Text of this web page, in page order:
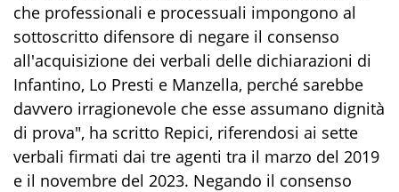
che professionali e processuali impongono al
sottoscritto difensore di negare il consenso
all'acquisizione dei verbali delle dichiarazioni di
Infantino, Lo Presti e Manzella, perché sarebbe
davvero irragionevole che esse assumano dignità
di prova", ha scritto Repici, riferendosi ai sette
verbali firmati dai tre agenti tra il marzo del 2019
e il novembre del 2023. Negando il consenso